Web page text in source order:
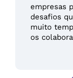
empresas
desafios
muito
os